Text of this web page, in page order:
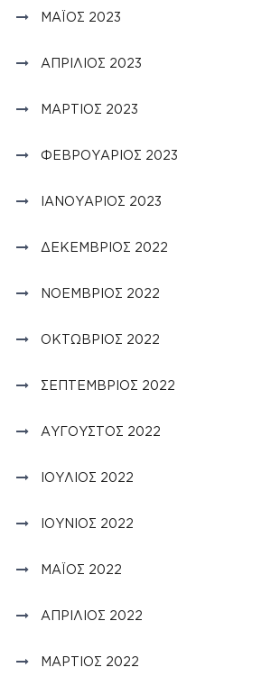
ΜΆΙΟΣ 2023
ΑΠΡΊΛΙΟΣ 2023
ΜΆΡΤΙΟΣ 2023
ΦΕΒΡΟΥΆΡΙΟΣ 2023
ΙΑΝΟΥΆΡΙΟΣ 2023
ΔΕΚΈΜΒΡΙΟΣ 2022
ΝΟΈΜΒΡΙΟΣ 2022
ΟΚΤΏΒΡΙΟΣ 2022
ΣΕΠΤΈΜΒΡΙΟΣ 2022
ΑΎΓΟΥΣΤΟΣ 2022
ΙΟΎΛΙΟΣ 2022
ΙΟΎΝΙΟΣ 2022
ΜΆΙΟΣ 2022
ΑΠΡΊΛΙΟΣ 2022
ΜΆΡΤΙΟΣ 2022